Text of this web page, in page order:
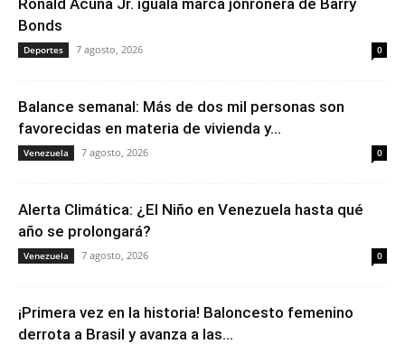
Ronald Acuña Jr. iguala marca jonronera de Barry
Bonds
Deportes 7 agosto, 2026 0
Balance semanal: Más de dos mil personas son
favorecidas en materia de vivienda y...
Venezuela 7 agosto, 2026 0
Alerta Climática: ¿El Niño en Venezuela hasta qué
año se prolongará?
Venezuela 7 agosto, 2026 0
¡Primera vez en la historia! Baloncesto femenino
derrota a Brasil y avanza a las...